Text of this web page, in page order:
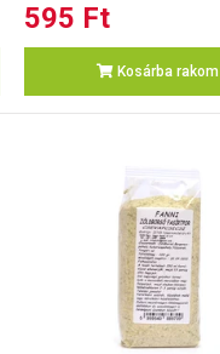
595 Ft
Kosárba rakom